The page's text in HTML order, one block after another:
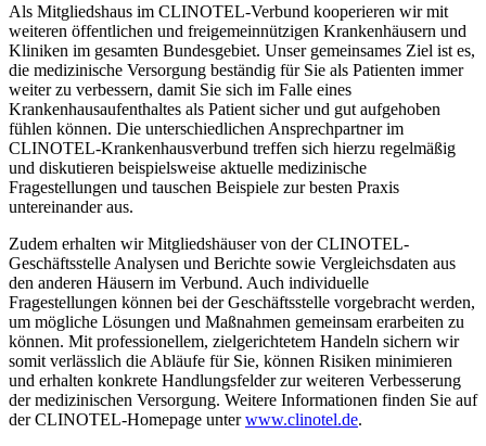
Als Mitgliedshaus im CLINOTEL-Verbund kooperieren wir mit
weiteren öffentlichen und freigemeinnützigen Krankenhäusern und
Kliniken im gesamten Bundesgebiet. Unser gemeinsames Ziel ist es,
die medizinische Versorgung beständig für Sie als Patienten immer
weiter zu verbessern, damit Sie sich im Falle eines
Krankenhausaufenthaltes als Patient sicher und gut aufgehoben
fühlen können. Die unterschiedlichen Ansprechpartner im
CLINOTEL-Krankenhausverbund treffen sich hierzu regelmäßig
und diskutieren beispielsweise aktuelle medizinische
Fragestellungen und tauschen Beispiele zur besten Praxis
untereinander aus.
Zudem erhalten wir Mitgliedshäuser von der CLINOTEL-
Geschäftsstelle Analysen und Berichte sowie Vergleichsdaten aus
den anderen Häusern im Verbund. Auch individuelle
Fragestellungen können bei der Geschäftsstelle vorgebracht werden,
um mögliche Lösungen und Maßnahmen gemeinsam erarbeiten zu
können. Mit professionellem, zielgerichtetem Handeln sichern wir
somit verlässlich die Abläufe für Sie, können Risiken minimieren
und erhalten konkrete Handlungsfelder zur weiteren Verbesserung
der medizinischen Versorgung. Weitere Informationen finden Sie auf
der CLINOTEL-Homepage unterwww.clinotel.de.